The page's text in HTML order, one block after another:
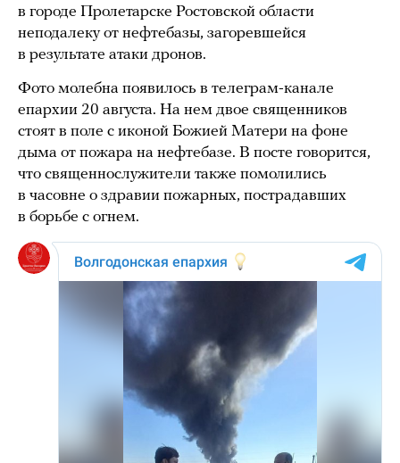
в городе Пролетарске Ростовской области
неподалеку от нефтебазы, загоревшейся
в результате атаки дронов.
Фото молебна появилось в телеграм-канале
епархии 20 августа. На нем двое священников
стоят в поле с иконой Божией Матери на фоне
дыма от пожара на нефтебазе. В посте говорится,
что священнослужители также помолились
в часовне о здравии пожарных, пострадавших
в борьбе с огнем.